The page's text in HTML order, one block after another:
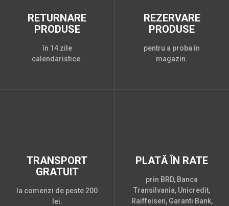
RETURNARE
PRODUSE
în 14 zile
calendaristice.
REZERVARE
PRODUSE
pentru a proba în
magazin.
TRANSPORT
GRATUIT
la comenzi de peste 200
lei.
PLATĂ ÎN RATE
prin BRD, Banca
Transilvania, Unicredit,
Raiffeisen, Garanti Bank,